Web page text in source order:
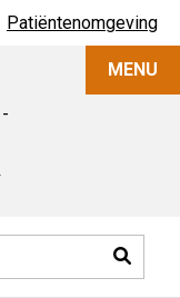
Patiëntenomgeving
MENU